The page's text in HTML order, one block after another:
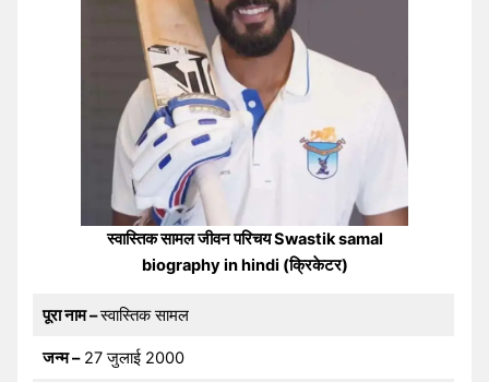
स्वास्तिक सामल जीवन परिचय Swastik samal
biography in hindi (क्रिकेटर)
पूरा नाम –स्वास्तिक सामल
जन्म –27 जुलाई 2000